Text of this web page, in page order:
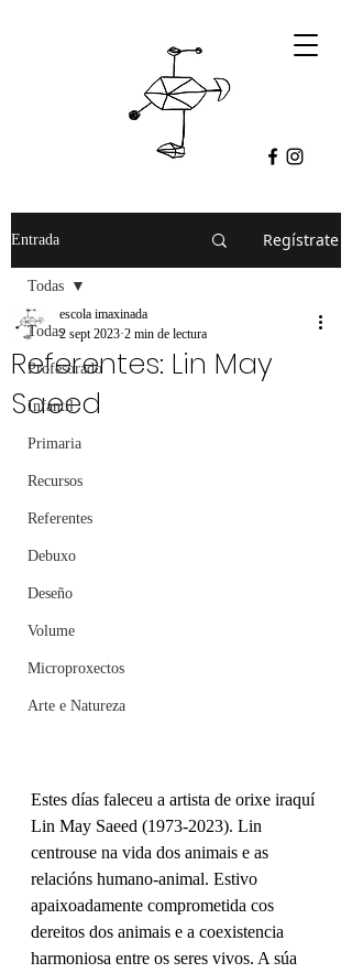
Entrada Regístrate
Todas
Profesorado
Infantil
Primaria
Recursos
Referentes
Debuxo
Deseño
Volume
Microproxectos
Arte e Natureza
Todas
Referentes: Lin May
Saeed
escola imaxinada
2 sept 2023 2 min de lectura
Estes días faleceu a artista de orixe iraquí
Lin May Saeed (1973-2023). Lin
centrouse na vida dos animais e as
relacións humano-animal. Estivo
apaixoadamente comprometida cos
dereitos dos animais e a coexistencia
harmoniosa entre os seres vivos. A súa